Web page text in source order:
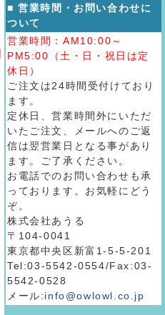
■ 営業時間・お問い合わせに
ついて
営業時間：AM10:00～
PM5:00（土・日・祝日は定
休日）
ご注文は24時間受付けており
ます。
定休日、営業時間外にいただ
いたご注文、メールへのご返
信は翌営業日となる事があり
ます。ご了承ください。
お電話でのお問い合わせも承
っております。お気軽にどう
ぞ。
株式会社あうる
〒104-0041
東京都中央区新富1-5-5-201
Tel:03-5542-0554/Fax:03-
5542-0528
メール:info@owlowl.co.jp